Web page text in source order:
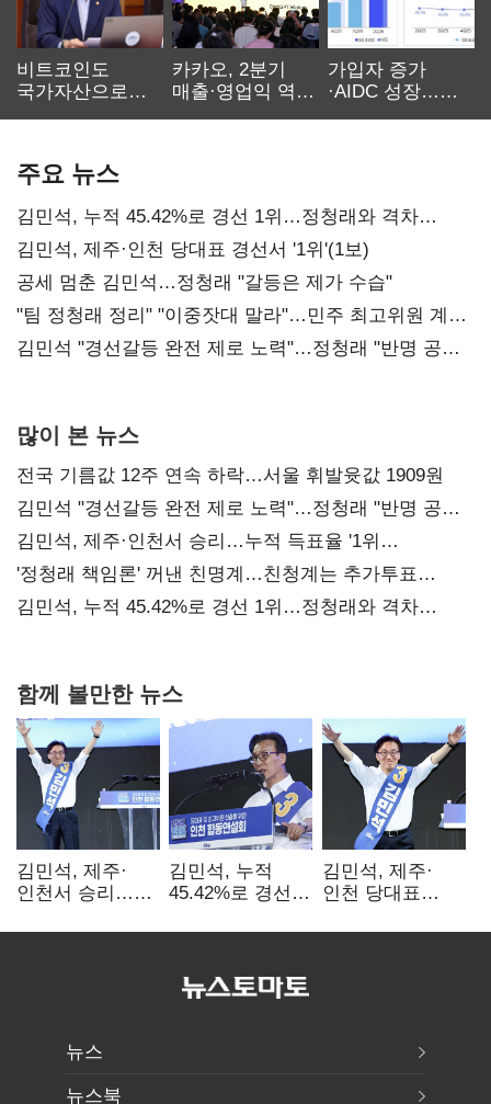
비트코인도
국가자산으로…'
카카오, 2분기
매출·영업익 역대
가입자 증가
·AIDC 성장…
주요 뉴스
김민석, 누적 45.42%로 경선 1위…정청래와 격차
0.86%p(2보)
김민석, 제주·인천 당대표 경선서 '1위'(1보)
공세 멈춘 김민석…정청래 "갈등은 제가 수습"
"팀 정청래 정리" "이중잣대 말라"…민주 최고위원 계파
다툼 격화
김민석 "경선갈등 완전 제로 노력"…정청래 "반명 공세
많이 본 뉴스
전국 기름값 12주 연속 하락…서울 휘발윳값 1909원
김민석 "경선갈등 완전 제로 노력"…정청래 "반명 공세
사과부터"
김민석, 제주·인천서 승리…누적 득표율 '1위
탈환'(종합)
'정청래 책임론' 꺼낸 친명계…친청계는 추가투표
때리기
김민석, 누적 45.42%로 경선 1위…정청래와 격차
함께 볼만한 뉴스
김민석, 제주·
인천서 승리…
탈환'(종합)
김민석, 누적
45.42%로 경선
격차
김민석, 제주·
인천 당대표
뉴스
뉴스북